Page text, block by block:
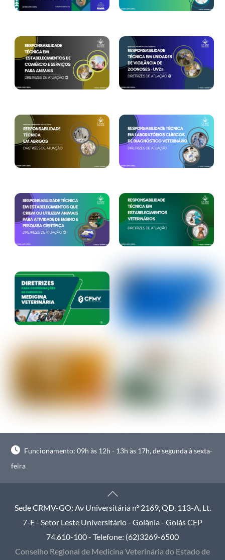
Funcionamento: 09h às 12h - 13h às 17h, de segunda à sexta-
feira
Back
To
Top
Sede CRMV-GO: Av Universitária nº 2169, QD. 113-A, Lt.
7-E - Setor Leste Universitário - Goiânia - Goiás CEP
74.610-100 - Telefone: (62)3269-6500
Conselho Regional de Medicina Veterinária do Estado de